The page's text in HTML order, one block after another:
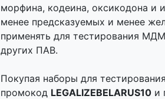
морфина, кодеина, оксикодона и
менее предсказуемых и менее
применять для тестирования
других ПАВ.
Покупая наборы для
промокод LEGALIZEBELARUS10 и